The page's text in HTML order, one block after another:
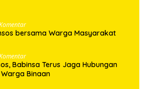
bersama Warga Masyarakat
Babinsa Terus Jaga Hubungan
Binaan